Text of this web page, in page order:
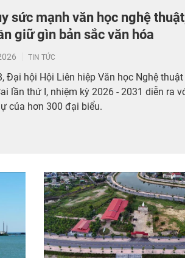
sức mạnh văn học nghệ
giữ gìn bản sắc văn hóa
TIN TỨC
Đại hội Hội Liên hiệp Văn học Nghệ thuật
lần thứ I, nhiệm kỳ 2026 - 2031 diễn ra
của hơn 300 đại biểu.